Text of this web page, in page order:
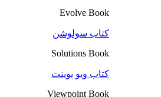
Evolve Book
کتاب سولوشن
Solutions Book
کتاب ویو پوینت
Viewpoint Book